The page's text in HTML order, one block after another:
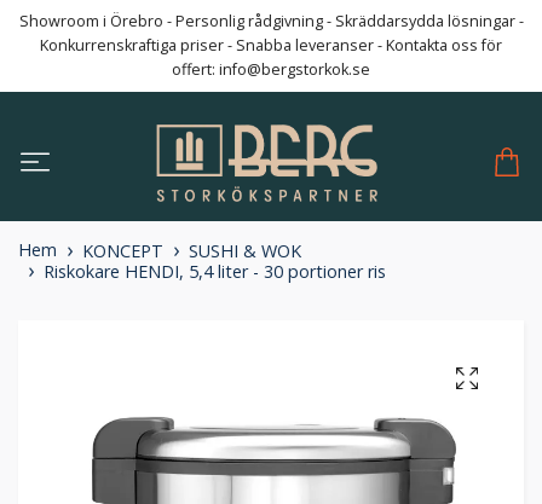
Showroom i Örebro - Personlig rådgivning - Skräddarsydda lösningar -
Konkurrenskraftiga priser - Snabba leveranser - Kontakta oss för
offert: info@bergstorkok.se
Hem KONCEPT
SUSHI & WOK
Riskokare HENDI, 5,4 liter - 30 portioner ris